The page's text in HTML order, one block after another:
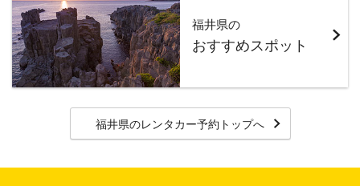
福井県の
おすすめスポット
福井県のレンタカー予約トップへ